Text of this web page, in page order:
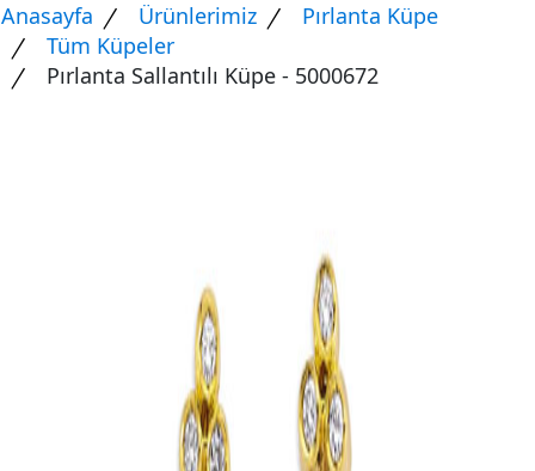
Anasayfa Ürünlerimiz
Pırlanta Küpe
Tüm Küpeler
Pırlanta Sallantılı Küpe - 5000672